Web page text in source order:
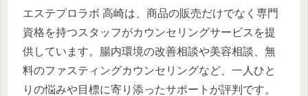
エステプロラボ 高崎は、商品の販売だけでなく専門
資格を持つスタッフがカウンセリングサービスを提
供しています。腸内環境の改善相談や美容相談、無
料のファスティングカウンセリングなど、一人ひと
りの悩みや目標に寄り添ったサポートが評判です。